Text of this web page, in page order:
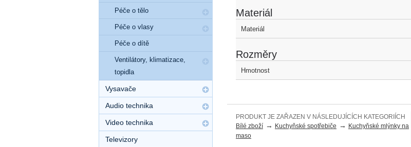
Materiál
Materiál
Rozměry
Hmotnost
PRODUKT JE ZAŘAZEN V NÁSLEDUJÍCÍCH KATEGORIÍCH
Bílé zboží → Kuchyňské spotřebiče → Kuchyňské mlýnky na
maso
Péče o tělo
Péče o vlasy
Péče o dítě
Ventilátory, klimatizace,
topidla
Vysavače
Audio technika
Video technika
Televizory